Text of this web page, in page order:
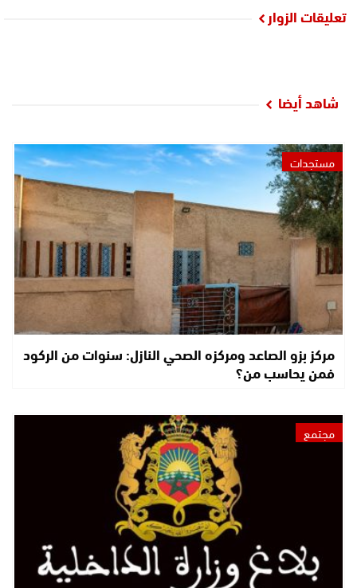
تعليقات الزوار
شاهد أيضا
مستجدات
مركز بزو الصاعد ومركزه الصحي النازل: سنوات من الركود
فمن يحاسب من؟
مجتمع